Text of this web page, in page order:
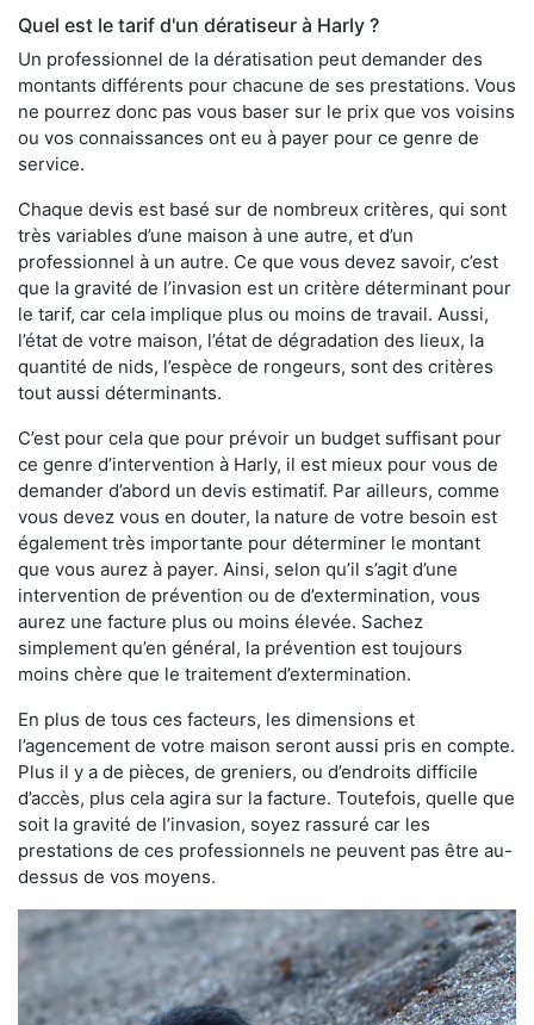
Quel est le tarif d'un dératiseur à Harly ?
Un professionnel de la dératisation peut demander des
montants différents pour chacune de ses prestations. Vous
ne pourrez donc pas vous baser sur le prix que vos voisins
ou vos connaissances ont eu à payer pour ce genre de
service.
Chaque devis est basé sur de nombreux critères, qui sont
très variables d’une maison à une autre, et d’un
professionnel à un autre. Ce que vous devez savoir, c’est
que la gravité de l’invasion est un critère déterminant pour
le tarif, car cela implique plus ou moins de travail. Aussi,
l’état de votre maison, l’état de dégradation des lieux, la
quantité de nids, l’espèce de rongeurs, sont des critères
tout aussi déterminants.
C’est pour cela que pour prévoir un budget suffisant pour
ce genre d’intervention à Harly, il est mieux pour vous de
demander d’abord un devis estimatif. Par ailleurs, comme
vous devez vous en douter, la nature de votre besoin est
également très importante pour déterminer le montant
que vous aurez à payer. Ainsi, selon qu’il s’agit d’une
intervention de prévention ou de d’extermination, vous
aurez une facture plus ou moins élevée. Sachez
simplement qu’en général, la prévention est toujours
moins chère que le traitement d’extermination.
En plus de tous ces facteurs, les dimensions et
l’agencement de votre maison seront aussi pris en compte.
Plus il y a de pièces, de greniers, ou d’endroits difficile
d’accès, plus cela agira sur la facture. Toutefois, quelle que
soit la gravité de l’invasion, soyez rassuré car les
prestations de ces professionnels ne peuvent pas être au-
dessus de vos moyens.